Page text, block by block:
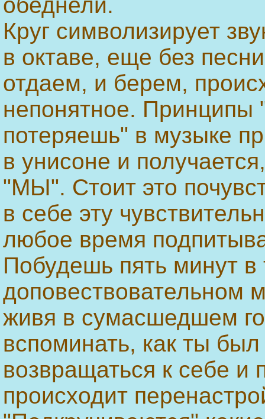
Круг символизирует
в октаве, еще без
отдаем, и берем,
непонятное. Принципы
потеряешь" в музыке
в унисоне и
"МЫ". Стоит это
в себе эту
любое время
Побудешь пять минут в
доповествовательном
живя в сумасшедшем
вспоминать, как ты был
возвращаться к себе и
происходит